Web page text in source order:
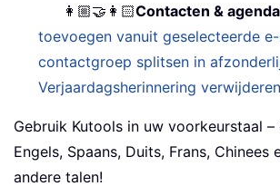
👩🏼‍🤝‍👩🏻Contacten & agenda
toevoegen vanuit geselecteerde
contactgroep splitsen in
Verjaardagsherinnering verwijderen
Gebruik Kutools in uw voorkeurstaal –
Engels, Spaans, Duits, Frans, Chinees
andere talen!